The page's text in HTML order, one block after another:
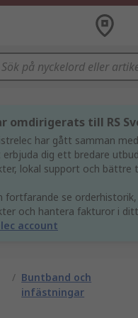
omdirigerats till RS
har gått samman
dig ett bredare
lokal support och bättre
fortfarande se
och hantera fakturor i ditt
account
/ Buntband och
infästningar